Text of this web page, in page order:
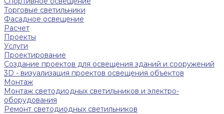
Торговые светильники
Фасадное освещение
Расчет
Проекты
Услуги
Проектирование
Создание проектов для освещения зданий и сооружений
3D - визуализация проектов освещения объектов
Монтаж
Монтаж светодиодных светильников и электро-
оборудования
Ремонт светодиодных светильников